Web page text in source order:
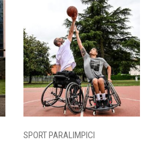
SPORT PARALIMPICI